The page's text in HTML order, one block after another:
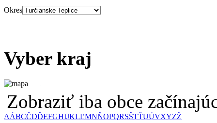
Okres
Vyber kraj
Zobraziť iba obce
AÁBCČDĎEFGHIJKLĽMNŇOPQRSŠTŤUÚVXYZŽ